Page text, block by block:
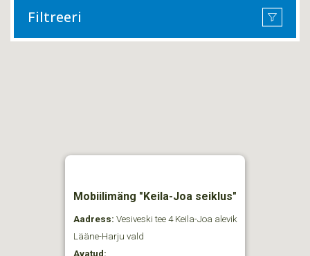
Filtreeri
Mobiilimäng "Keila-Joa seiklus"
Aadress: Vesiveski tee 4 Keila-Joa alevik
Lääne-Harju vald
Avatud: